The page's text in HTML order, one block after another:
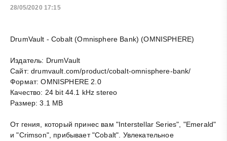
28/05/2020 17:15
DrumVault - Cobalt (Omnisphere Bank) (OMNISPHERE)
Издатель: DrumVault
Сайт: drumvault.com/product/cobalt-omnisphere-bank/
Формат: OMNISPHERE 2.0
Качество: 24 bit 44.1 kHz stereo
Размер: 3.1 MB
От гения, который принес вам "Interstellar Series", "Emerald"
и "Crimson", прибывает "Cobalt". Увлекательное